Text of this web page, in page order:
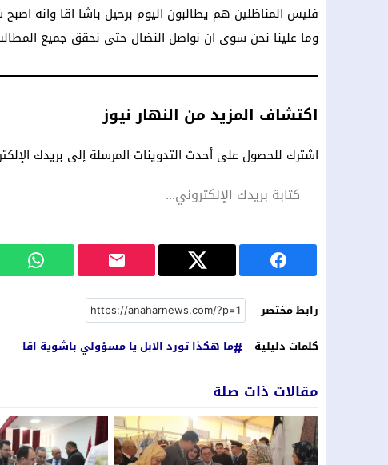
فليس المناظلين هم يطالبون اليوم برحيل باشا اقا وانه
وما علينا نحن سوى ان نواصل النضال حتى نحقق جميع
اكتشاف المزيد من النهار نيوز
اشترك للحصول على أحدث التدوينات المرسلة إلى بريدك
رابط مختصر
كلمات دليلية
ما هكذا تورد الابل يا مسؤولي باشوية اقا
مقالات ذات صلة